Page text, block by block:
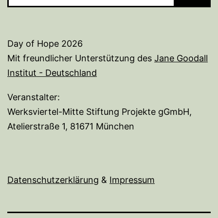
Day of Hope 2026
Mit freundlicher Unterstützung des Jane Goodall
Institut - Deutschland
Veranstalter:
Werksviertel-Mitte Stiftung Projekte gGmbH,
Atelierstraße 1, 81671 München
Datenschutzerklärung & Impressum